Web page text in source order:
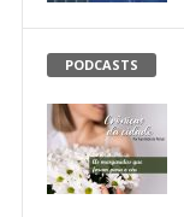
PODCASTS